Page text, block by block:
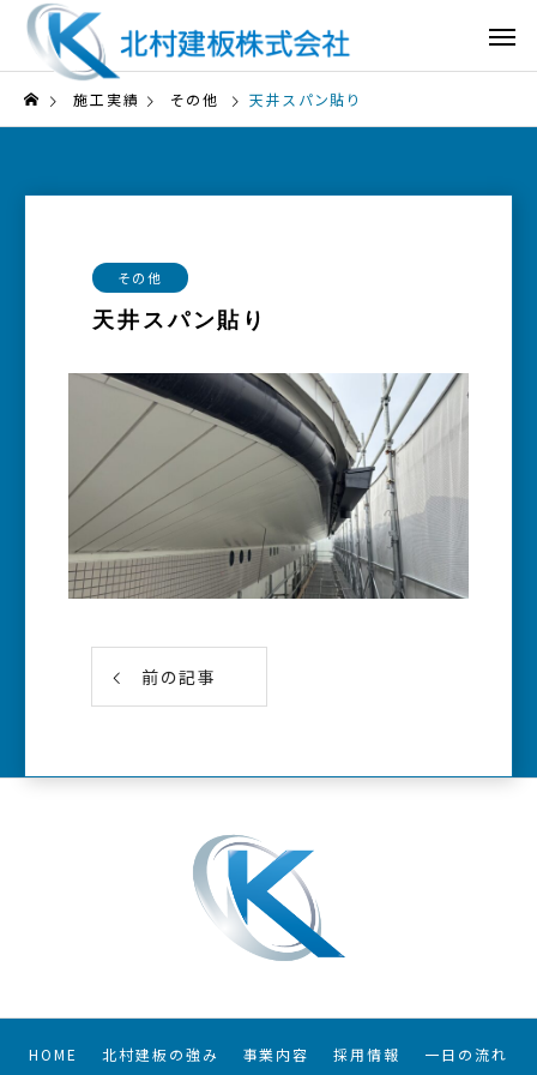
施工実績 その他 天井スパン貼り
その他
天井スパン貼り
前の記事
HOME 北村建板の強み 事業内容 採用情報 一日の流れ